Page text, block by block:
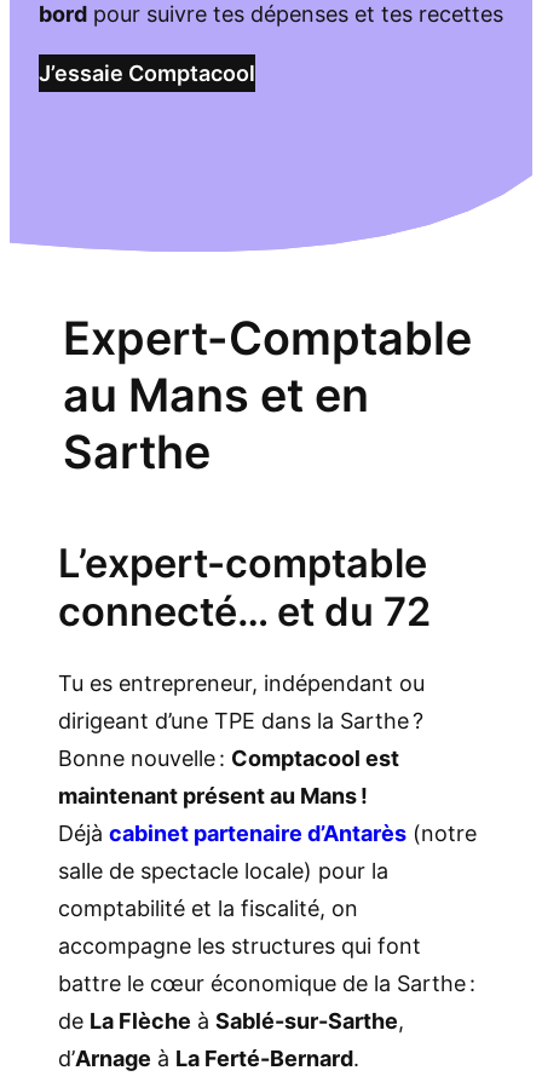
bord pour suivre tes dépenses et tes recettes
J’essaie Comptacool
Expert-Comptable
au Mans et en
Sarthe
L’expert-comptable
connecté… et du 72
Tu es entrepreneur, indépendant ou
dirigeant d’une TPE dans la Sarthe ?
Bonne nouvelle : Comptacool est
maintenant présent au Mans !
Déjà cabinet partenaire d’Antarès (notre
salle de spectacle locale) pour la
comptabilité et la fiscalité, on
accompagne les structures qui font
battre le cœur économique de la Sarthe :
de La Flèche à Sablé-sur-Sarthe,
d’Arnage à La Ferté-Bernard.